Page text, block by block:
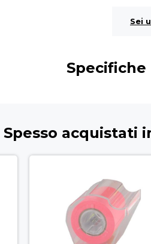
Sei
Specifiche
Spesso acquistati